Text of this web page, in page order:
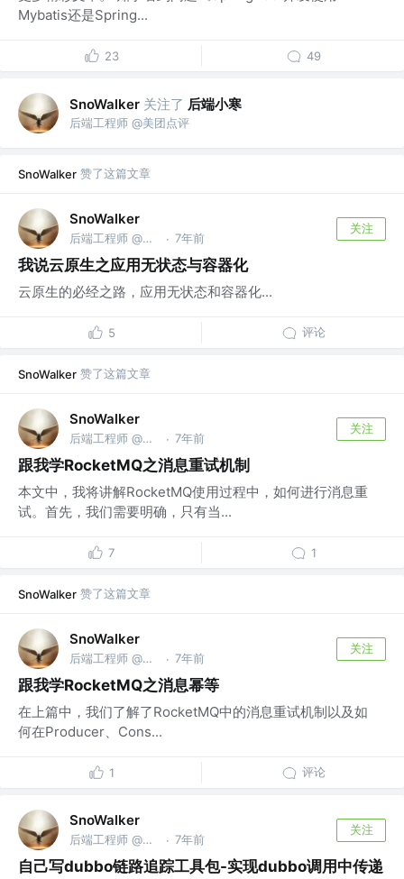
Mybatis还是Spring...
23 49
SnoWalker 关注了 后端小寒
后端工程师 @美团点评
SnoWalker 赞了这篇文章
SnoWalker
后端工程师 @美团点评 · 7年前
关注
我说云原生之应用无状态与容器化
云原生的必经之路，应用无状态和容器化...
5 评论
SnoWalker 赞了这篇文章
SnoWalker
后端工程师 @美团点评 · 7年前
关注
跟我学RocketMQ之消息重试机制
本文中，我将讲解RocketMQ使用过程中，如何进行消息重
试。首先，我们需要明确，只有当...
7 1
SnoWalker 赞了这篇文章
SnoWalker
后端工程师 @美团点评 · 7年前
关注
跟我学RocketMQ之消息幂等
在上篇中，我们了解了RocketMQ中的消息重试机制以及如
何在Producer、Cons...
1 评论
SnoWalker
后端工程师 @美团点评 · 7年前
关注
自己写dubbo链路追踪工具包-实现dubbo调用中传递